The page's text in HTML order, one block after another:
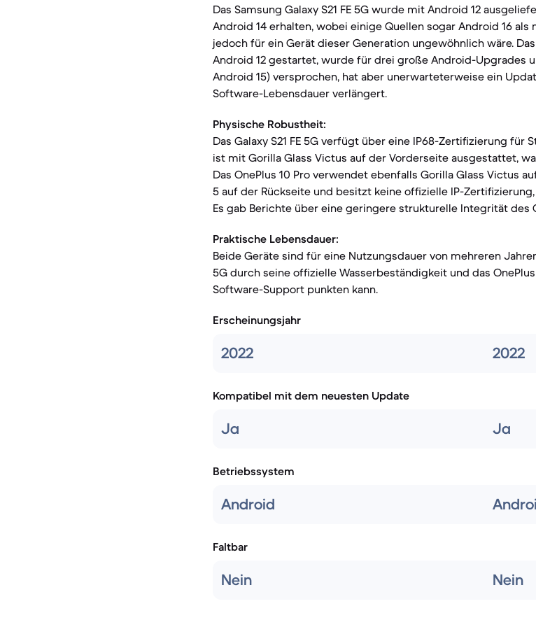
Das Samsung Galaxy S21 FE 5G wurde mit Android 12
Android 14 erhalten, wobei einige Quellen sogar Android 16 als
jedoch für ein Gerät dieser Generation ungewöhnlich wäre.
Android 12 gestartet, wurde für drei große Android-Upgrades
Android 15) versprochen, hat aber unerwarteterweise ein
Software-Lebensdauer verlängert.
Physische Robustheit:
Das Galaxy S21 FE 5G verfügt über eine IP68-Zertifizierung für
ist mit Gorilla Glass Victus auf der Vorderseite ausgestattet,
Das OnePlus 10 Pro verwendet ebenfalls Gorilla Glass Victus
5 auf der Rückseite und besitzt keine offizielle IP-
Es gab Berichte über eine geringere strukturelle Integrität des
Praktische Lebensdauer:
Beide Geräte sind für eine Nutzungsdauer von mehreren
5G durch seine offizielle Wasserbeständigkeit und das
Software-Support punkten kann.
Erscheinungsjahr
2022 2022
Kompatibel mit dem neuesten Update
Ja Ja
Betriebssystem
Android
Faltbar
Nein Nein